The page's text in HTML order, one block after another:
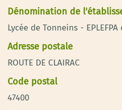
Dénomination de
Lycée de Tonneins -
Adresse postale
ROUTE DE CLAIRAC
Code postal
47400